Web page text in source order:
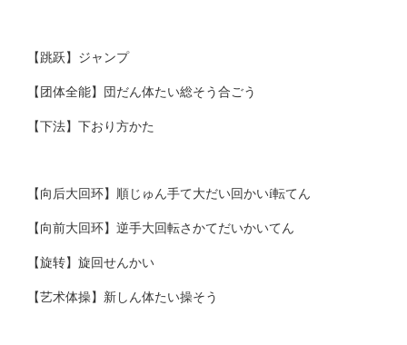
【跳跃】ジャンプ
【团体全能】団だん体たい総そう合ごう
【下法】下おり方かた
【向后大回环】順じゅん手て大だい回かいí転てん
【向前大回环】逆手大回転さかてだいかいてん
【旋转】旋回せんかい
【艺术体操】新しん体たい操そう